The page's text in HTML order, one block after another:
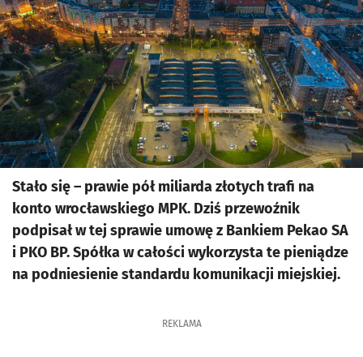
Stało się – prawie pół miliarda złotych trafi na
konto wrocławskiego MPK. Dziś przewoźnik
podpisał w tej sprawie umowę z Bankiem Pekao SA
i PKO BP. Spółka w całości wykorzysta te pieniądze
na podniesienie standardu komunikacji miejskiej.
REKLAMA